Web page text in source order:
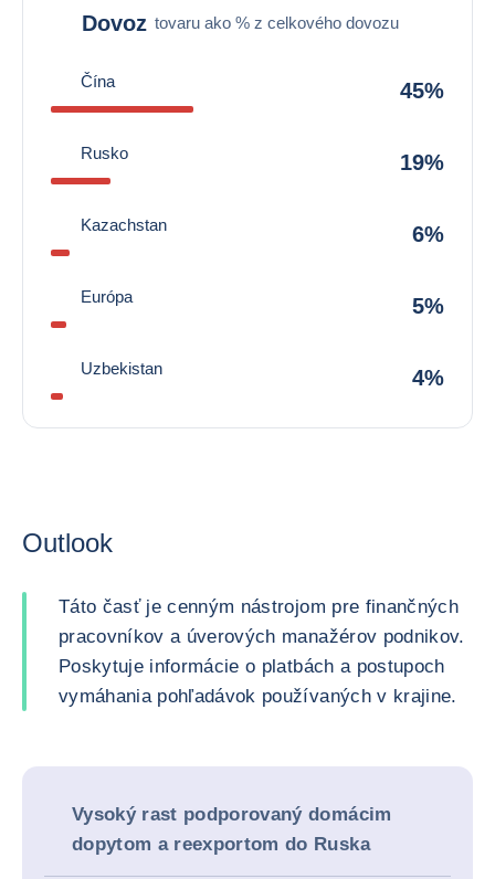
Dovoz tovaru ako % z celkového dovozu
Čína 45%
Rusko 19%
Kazachstan 6%
Európa 5%
Uzbekistan 4%
Outlook
Táto časť je cenným nástrojom pre finančných
pracovníkov a úverových manažérov podnikov.
Poskytuje informácie o platbách a postupoch
vymáhania pohľadávok používaných v krajine.
Vysoký rast podporovaný domácim
dopytom a reexportom do Ruska